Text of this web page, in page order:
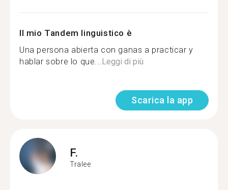
Il mio Tandem linguistico è
Una persona abierta con ganas a practicar y
hablar sobre lo que...Leggi di più
Scarica la app
F.
Tralee